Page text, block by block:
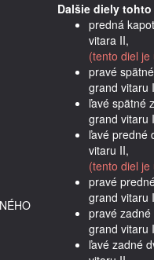
Dalšie diely
predná
vitara II,
(tento diel
pravé
grand vitaru
ľavé spätné
grand vitaru
ľavé predné
vitaru II,
(tento diel
pravé
grand vitaru
pravé
grand vitaru
ľavé zadné